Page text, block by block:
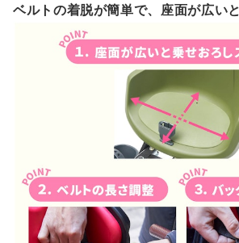
ベルトの着脱が簡単で、座面が広い